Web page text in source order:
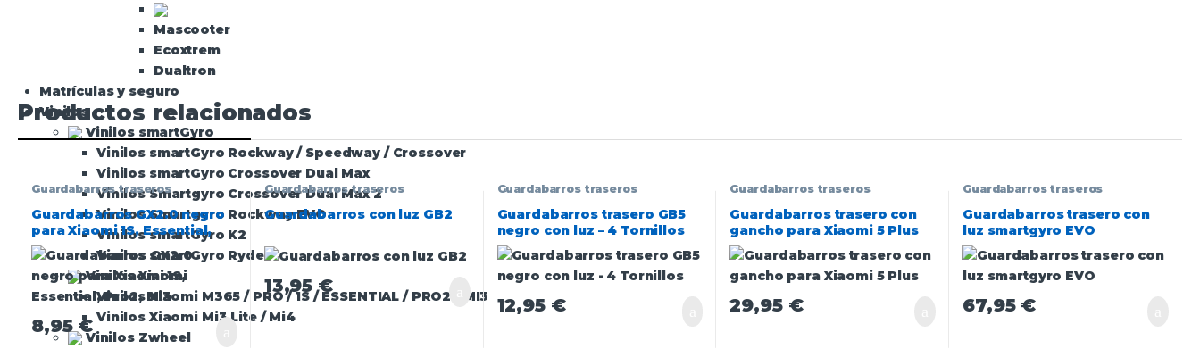
Mascooter
Ecoxtrem
Dualtron
Matrículas y seguro
Vinilos
Vinilos smartGyro
Vinilos smartGyro Rockway / Speedway / Crossover
Vinilos smartGyro Crossover Dual Max
Vinilos Smartgyro Crossover Dual Max 2
Vinilos Smartgyro Rockway EVO
Vinilos smartGyro K2
Vinilos smartGyro Ryder
Vinilos Xiaomi
Vinilos Xiaomi M365 / PRO / 1S / ESSENTIAL / PRO2 / MI3
Vinilos Xiaomi Mi3 Lite / Mi4
Vinilos Zwheel
Productos relacionados
Guardabarros traseros
Guardabarros GX2.0 negro
para Xiaomi 1S, Essential,
Pro2, MI3
8,95€
Guardabarros traseros
Guardabarros con luz GB2
13,95€
Guardabarros traseros
Guardabarros trasero GB5
negro con luz – 4 Tornillos
12,95 €
Guardabarros traseros
Guardabarros trasero con
gancho para Xiaomi 5 Plus
29,95 €
Guardabarros traseros
Guardabarros trasero con
luz smartgyro EVO
67,95 €